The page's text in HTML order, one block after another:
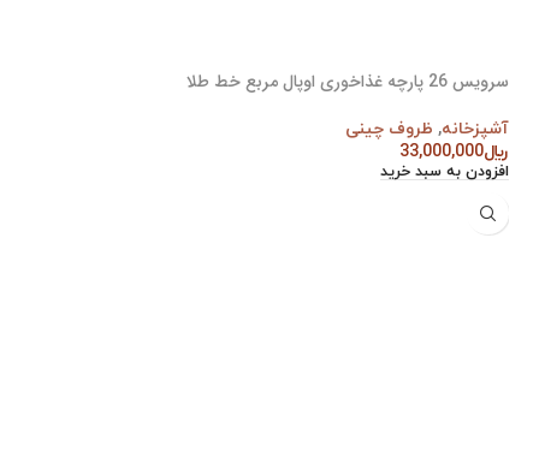
سرویس 26 پارچه غذاخوری اوپال مربع خط طلا
آشپزخانه, ظروف چینی
﷼33,000,000
افزودن به سبد خرید